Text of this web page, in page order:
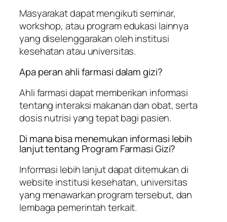
Masyarakat dapat mengikuti seminar,
workshop, atau program edukasi lainnya
yang diselenggarakan oleh institusi
kesehatan atau universitas.
Apa peran ahli farmasi dalam gizi?
Ahli farmasi dapat memberikan informasi
tentang interaksi makanan dan obat, serta
dosis nutrisi yang tepat bagi pasien.
Di mana bisa menemukan informasi lebih
lanjut tentang Program Farmasi Gizi?
Informasi lebih lanjut dapat ditemukan di
website institusi kesehatan, universitas
yang menawarkan program tersebut, dan
lembaga pemerintah terkait.